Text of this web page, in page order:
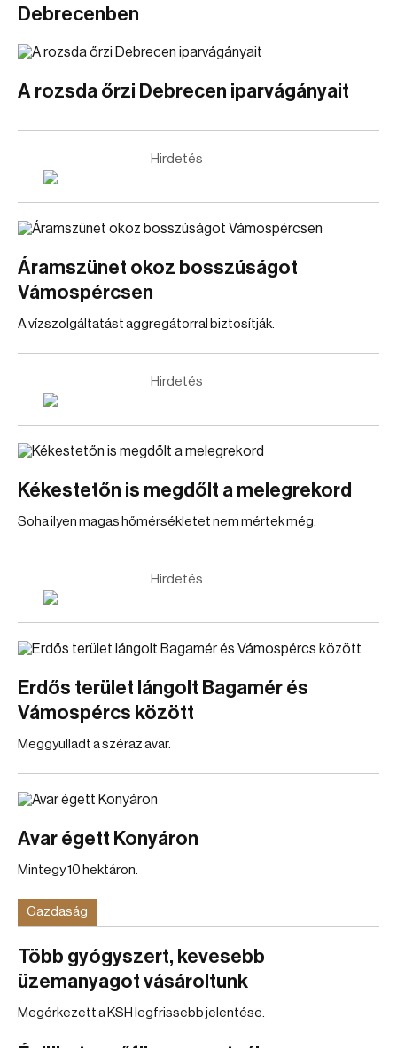
Debrecenben
A rozsda őrzi Debrecen iparvágányait
Hirdetés
Áramszünet okoz bosszúságot
Vámospércsen
A vízszolgáltatást aggregátorral biztosítják.
Hirdetés
Kékestetőn is megdőlt a melegrekord
Soha ilyen magas hőmérsékletet nem mértek még.
Hirdetés
Erdős terület lángolt Bagamér és
Vámospércs között
Meggyulladt a széraz avar.
Avar égett Konyáron
Mintegy 10 hektáron.
Gazdaság
Több gyógyszert, kevesebb
üzemanyagot vásároltunk
Megérkezett a KSH legfrissebb jelentése.